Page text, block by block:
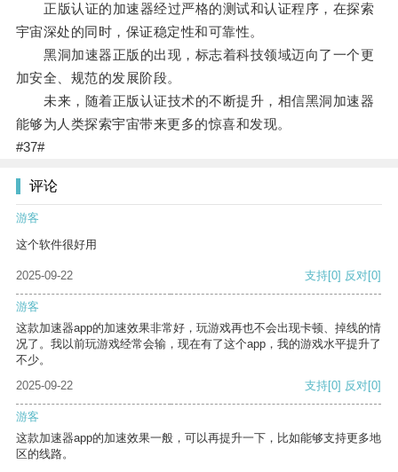
正版认证的加速器经过严格的测试和认证程序，在探索
宇宙深处的同时，保证稳定性和可靠性。
黑洞加速器正版的出现，标志着科技领域迈向了一个更
加安全、规范的发展阶段。
未来，随着正版认证技术的不断提升，相信黑洞加速器
能够为人类探索宇宙带来更多的惊喜和发现。
#37#
评论
游客
这个软件很好用
2025-09-22 支持[0] 反对[0]
游客
这款加速器app的加速效果非常好，玩游戏再也不会出现卡顿、掉线的情
况了。我以前玩游戏经常会输，现在有了这个app，我的游戏水平提升了
不少。
2025-09-22
支持[0] 反对[0]
游客
这款加速器app的加速效果一般，可以再提升一下，比如能够支持更多地
区的线路。